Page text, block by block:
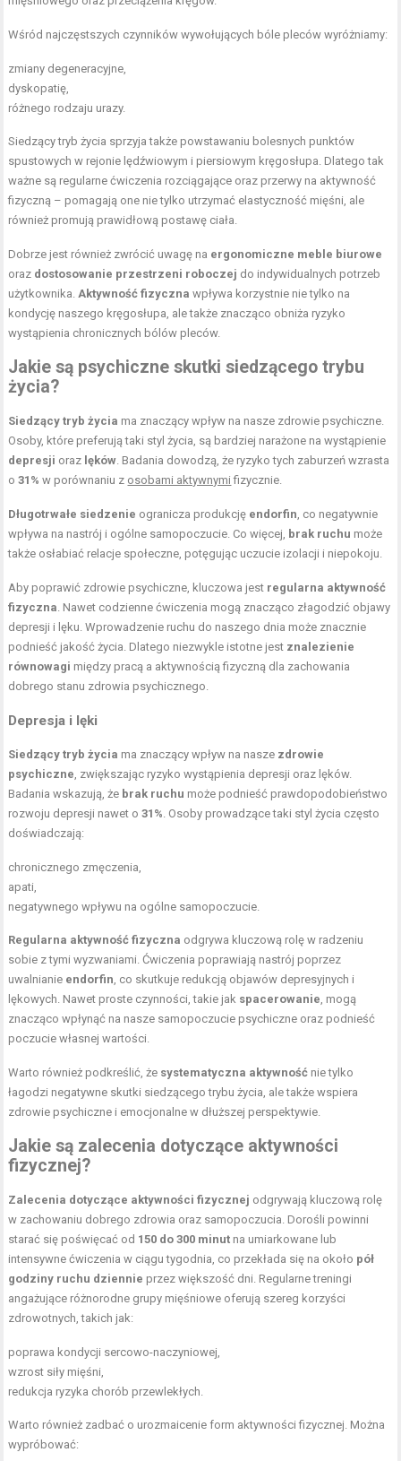
Wśród najczęstszych czynników wywołujących bóle pleców wyróżniamy:
zmiany degeneracyjne,
dyskopatię,
różnego rodzaju urazy.
Siedzący tryb życia sprzyja także powstawaniu bolesnych punktów
spustowych w rejonie lędźwiowym i piersiowym kręgosłupa. Dlatego tak
ważne są regularne ćwiczenia rozciągające oraz przerwy na aktywność
fizyczną – pomagają one nie tylko utrzymać elastyczność mięśni, ale
również promują prawidłową postawę ciała.
Dobrze jest również zwrócić uwagę na ergonomiczne meble biurowe
oraz dostosowanie przestrzeni roboczej do indywidualnych potrzeb
użytkownika.Aktywność fizyczna wpływa korzystnie nie tylko na
kondycję naszego kręgosłupa, ale także znacząco obniża ryzyko
wystąpienia chronicznych bólów pleców.
Jakie są psychiczne skutki siedzącego trybu
życia?
Siedzący tryb życia ma znaczący wpływ na nasze zdrowie psychiczne.
Osoby, które preferują taki styl życia, są bardziej narażone na wystąpienie
depresji oraz lęków. Badania dowodzą, że ryzyko tych zaburzeń wzrasta
o31% w porównaniu z osobami aktywnymi fizycznie.
Długotrwałe siedzenie ogranicza produkcję endorfin, co negatywnie
wpływa na nastrój i ogólne samopoczucie. Co więcej, brak ruchu może
także osłabiać relacje społeczne, potęgując uczucie izolacji i niepokoju.
Aby poprawić zdrowie psychiczne, kluczowa jest regularna aktywność
fizyczna. Nawet codzienne ćwiczenia mogą znacząco złagodzić objawy
depresji i lęku. Wprowadzenie ruchu do naszego dnia może znacznie
podnieść jakość życia. Dlatego niezwykle istotne jest znalezienie
równowagi między pracą a aktywnością fizyczną dla zachowania
dobrego stanu zdrowia psychicznego.
Depresja i lęki
Siedzący tryb życia ma znaczący wpływ na nasze zdrowie
psychiczne, zwiększając ryzyko wystąpienia depresji oraz lęków.
Badania wskazują, że brak ruchu może podnieść prawdopodobieństwo
rozwoju depresji nawet o31%. Osoby prowadzące taki styl życia często
doświadczają:
chronicznego zmęczenia,
apati,
negatywnego wpływu na ogólne samopoczucie.
Regularna aktywność fizyczna odgrywa kluczową rolę w radzeniu
sobie z tymi wyzwaniami. Ćwiczenia poprawiają nastrój poprzez
uwalnianie endorfin, co skutkuje redukcją objawów depresyjnych i
lękowych. Nawet proste czynności, takie jak spacerowanie, mogą
znacząco wpłynąć na nasze samopoczucie psychiczne oraz podnieść
poczucie własnej wartości.
Warto również podkreślić, że systematyczna aktywność nie tylko
łagodzi negatywne skutki siedzącego trybu życia, ale także wspiera
zdrowie psychiczne i emocjonalne w dłuższej perspektywie.
Jakie są zalecenia dotyczące aktywności
fizycznej?
Zalecenia dotyczące aktywności fizycznej odgrywają kluczową rolę
w zachowaniu dobrego zdrowia oraz samopoczucia. Dorośli powinni
starać się poświęcać od 150 do 300 minut na umiarkowane lub
intensywne ćwiczenia w ciągu tygodnia, co przekłada się na około pół
godziny ruchu dziennie przez większość dni. Regularne treningi
angażujące różnorodne grupy mięśniowe oferują szereg korzyści
zdrowotnych, takich jak:
poprawa kondycji sercowo-naczyniowej,
wzrost siły mięśni,
redukcja ryzyka chorób przewlekłych.
Warto również zadbać o urozmaicenie form aktywności fizycznej. Można
wypróbować: